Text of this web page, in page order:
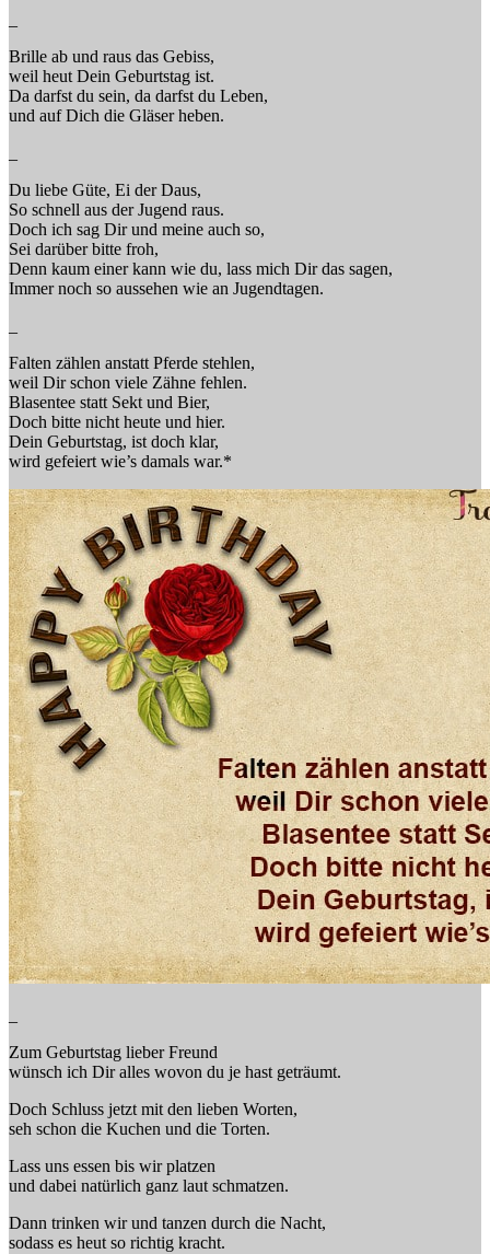
Brille ab und raus das Gebiss,
weil heut Dein Geburtstag ist.
Da darfst du sein, da darfst du Leben,
und auf Dich die Gläser heben.
Du liebe Güte, Ei der Daus,
So schnell aus der Jugend raus.
Doch ich sag Dir und meine auch so,
Sei darüber bitte froh,
Denn kaum einer kann wie du, lass mich Dir das sagen,
Immer noch so aussehen wie an Jugendtagen.
Falten zählen anstatt Pferde stehlen,
weil Dir schon viele Zähne fehlen.
Blasentee statt Sekt und Bier,
Doch bitte nicht heute und hier.
Dein Geburtstag, ist doch klar,
wird gefeiert wie’s damals war.*
Zum Geburtstag lieber Freund
wünsch ich Dir alles wovon du je hast geträumt.
Doch Schluss jetzt mit den lieben Worten,
seh schon die Kuchen und die Torten.
Lass uns essen bis wir platzen
und dabei natürlich ganz laut schmatzen.
Dann trinken wir und tanzen durch die Nacht,
sodass es heut so richtig kracht.